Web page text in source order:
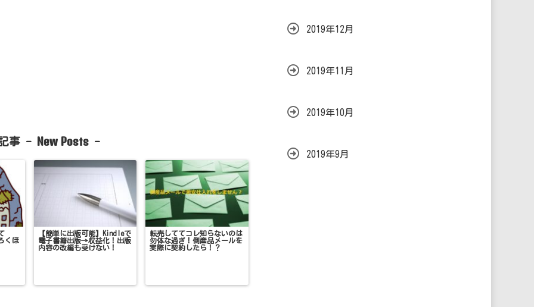
事 - New Posts -
くほ
【簡単に出版可能】Kindleで
電子書籍出版→収益化！出版
内容の改編も受けない！
転売しててコレ知らないのは
勿体な過ぎ！倒産品メールを
実際に契約したら！？
2019年12月
2019年11月
2019年10月
2019年9月